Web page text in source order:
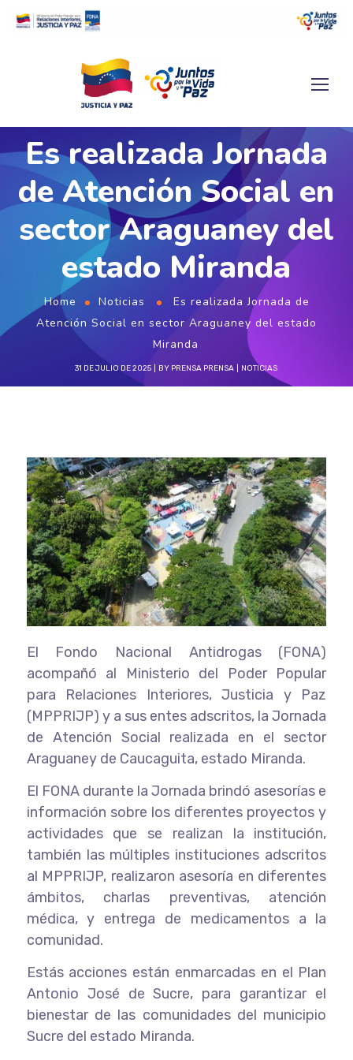
Es realizada Jornada
de Atención Social en
sector Araguaney del
estado Miranda
Home Noticias
Es realizada Jornada de
Atención Social en sector Araguaney del estado
Miranda
31 DE JULIO DE 2025 BY PRENSA PRENSA NOTICIAS
El Fondo Nacional Antidrogas (FONA)
acompañó al Ministerio del Poder Popular
para Relaciones Interiores, Justicia y Paz
(MPPRIJP) y a sus entes adscritos, la Jornada
de Atención Social realizada en el sector
Araguaney de Caucaguita, estado Miranda.
El FONA durante la Jornada brindó asesorías e
información sobre los diferentes proyectos y
actividades que se realizan la institución,
también las múltiples instituciones adscritos
al MPPRIJP, realizaron asesoría en diferentes
ámbitos, charlas preventivas, atención
médica, y entrega de medicamentos a la
comunidad.
Estás acciones están enmarcadas en el Plan
Antonio José de Sucre, para garantizar el
bienestar de las comunidades del municipio
Sucre del estado Miranda.